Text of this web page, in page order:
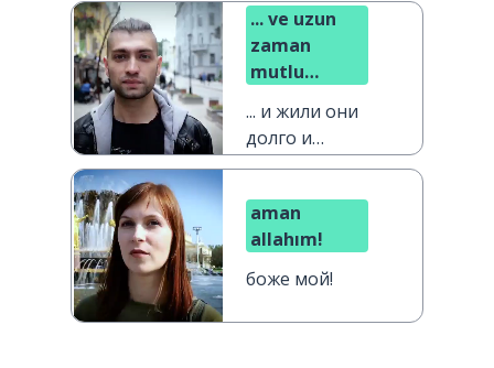
... ve uzun
zaman
mutlu
... и жили они
долго и
счастливо
aman
allahım!
боже мой!